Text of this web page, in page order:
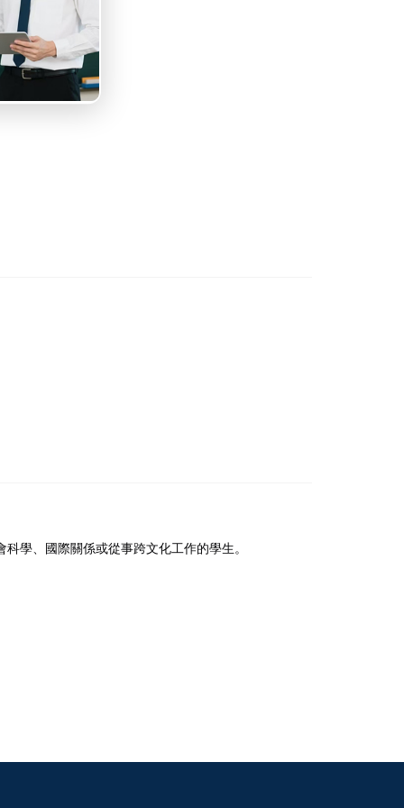
學、國際關係或從事跨文化工作的學生。